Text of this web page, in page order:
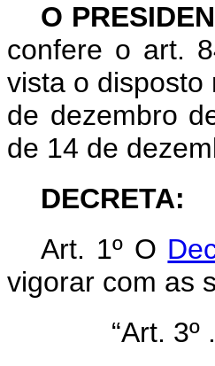
O
confere o art.
vista o disposto
de dezembro
de 14 de
DECRETA:
Art. 1º O
vigorar com as
“Art. 3º